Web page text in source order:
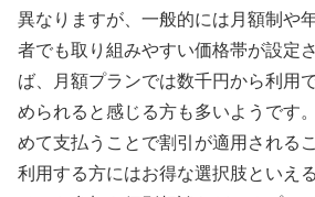
異なりますが、一般的には月額制や
者でも取り組みやすい価格帯が設定
ば、月額プランでは数千円から利用
められると感じる方も多いようです
めて支払うことで割引が適用される
利用する方にはお得な選択肢といえ